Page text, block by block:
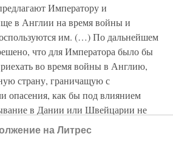
Императору и
в Англии на время войны и
им. (…) По дальнейшем
что для Императора было бы
во время войны в Англию,
страну, граничащую с
опасения, как бы под влиянием
в Дании или Швейцарии не
и что в руках мятежных
может стать главой
на Литрес